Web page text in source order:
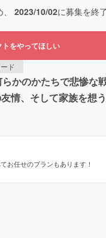
2023/10/02に募集を終
をやってほしい
ド
かのかたちで悲惨
、そして家族を想
お任せのプランもあります！